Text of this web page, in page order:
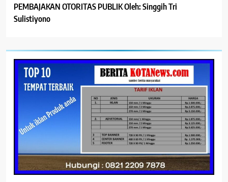
PEMBAJAKAN OTORITAS PUBLIK Oleh: Singgih Tri
Sulistiyono